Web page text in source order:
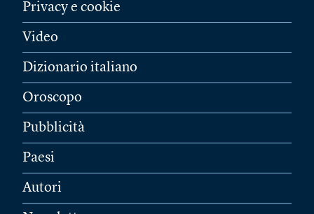
Privacy e cookie
Video
Dizionario italiano
Oroscopo
Pubblicità
Paesi
Autori